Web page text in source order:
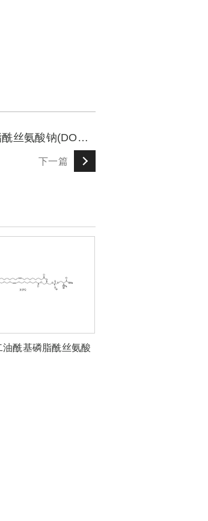
二油酰基磷脂酰丝氨酸钠(DOPS)
下一篇
油酰基磷脂酰丝氨酸